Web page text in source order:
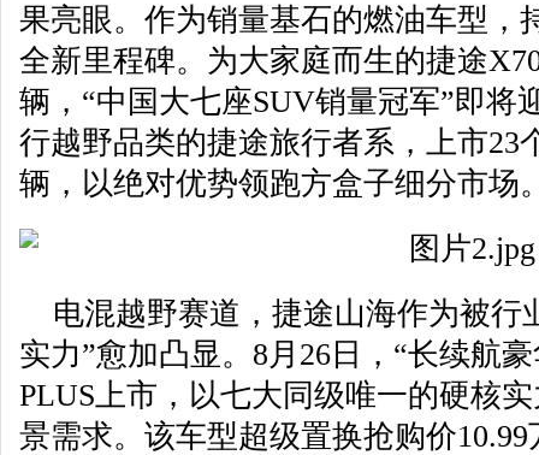
果亮眼。作为销量基石的燃油车型，
全新里程碑。为大家庭而生的捷途
辆，“中国大七座SUV销量冠军”即将
行越野品类的捷途旅行者系，上市23
辆，以绝对优势领跑方盒子细分市场
电混越野赛道，捷途山海作为被行
实力”愈加凸显。8月26日，“长续航
PLUS上市，以七大同级唯一的硬核
景需求。该车型超级置换抢购价